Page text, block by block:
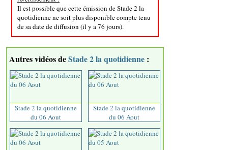
Il est possible que cette émission de Stade 2 la
quotidienne ne soit plus disponible compte tenu
de sa date de diffusion (il y a 76 jours).
Autres vidéos deStade 2 la quotidienne :
Stade 2 la quotidienne
du 06 Aout
Stade 2 la quotidienne
du 06 Aout